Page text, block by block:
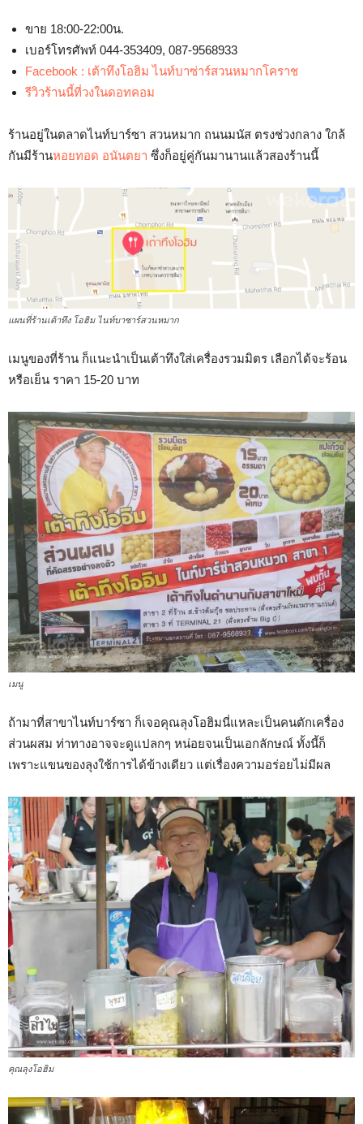
ขาย 18:00-22:00น.
เบอร์โทรศัพท์ 044-353409, 087-9568933
Facebook : เต้าทึงโอฮิม ไนท์บาซ่าร์สวนหมากโคราช
รีวิวร้านนี้ที่วงในดอทคอม
ร้านอยู่ในตลาดไนท์บาร์ซา สวนหมาก ถนนมนัส ตรงช่วงกลาง ใกล้
กันมีร้านหอยทอด อนันตยา ซึ่งก็อยู่คู่กันมานานแล้วสองร้านนี้
แผนที่ร้านเต้าทึง โอฮิม ไนท์บาซาร์สวนหมาก
เมนูของที่ร้าน ก็แนะนำเป็นเต้าทึงใส่เครื่องรวมมิตร เลือกได้จะร้อน
หรือเย็น ราคา 15-20 บาท
เมนู
ถ้ามาที่สาขาไนท์บาร์ซา ก็เจอคุณลุงโอฮิมนี่แหละเป็นคนตักเครื่อง
ส่วนผสม ท่าทางอาจจะดูแปลกๆ หน่อยจนเป็นเอกลักษณ์ ทั้งนี้ก็
เพราะแขนของลุงใช้การได้ข้างเดียว แต่เรื่องความอร่อยไม่มีผล
คุณลุงโอฮิม